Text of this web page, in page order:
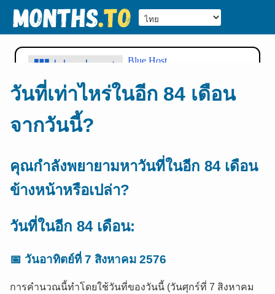
วันที่เท่าไหร่ในอีก 84 เดือน
จากวันนี้?
คุณกำลังพยายามหาวันที่ในอีก 84 เดือน
ข้างหน้าหรือเปล่า?
วันที่ในอีก 84 เดือน:
📅 วันอาทิตย์ที่ 7 สิงหาคม 2576
การคำนวณนี้ทำโดยใช้วันที่ของวันนี้ (วันศุกร์ที่ 7 สิงหาคม